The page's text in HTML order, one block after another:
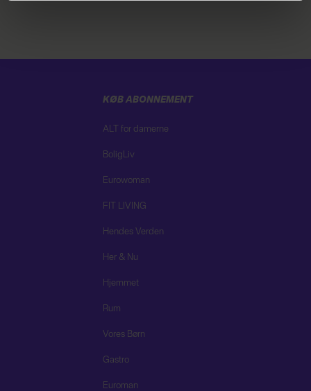
KØB ABONNEMENT
ALT for damerne
BoligLiv
Eurowoman
FIT LIVING
Hendes Verden
Her & Nu
Hjemmet
Rum
Vores Børn
Gastro
Euroman